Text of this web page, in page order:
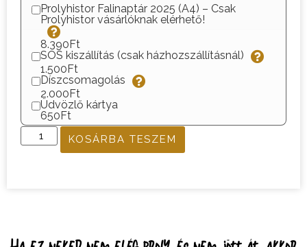
Prolyhistor Falinaptár 2025 (A4) – Csak
Prolyhistor vásárlóknak elérhető!
8.390Ft
SOS kiszállítás (csak házhozszállításnál)
1.500Ft
Díszcsomagolás
2.000Ft
Üdvözlő kártya
650Ft
KOSÁRBA TESZEM